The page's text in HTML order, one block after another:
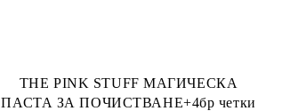
THE PINK STUFF МАГИЧЕСКА
ПАСТА ЗА ПОЧИСТВАНЕ+4бр четки